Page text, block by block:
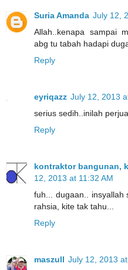
Suria Amanda July 12,
Allah..kenapa sampai
abg tu tabah hadapi
Reply
eyriqazz July 12, 2013
serius sedih..inilah
Reply
kontraktor bangunan,
12, 2013 at 11:32 AM
fuh... dugaan.. insyallah
rahsia, kite tak tahu...
Reply
maszull July 12, 2013